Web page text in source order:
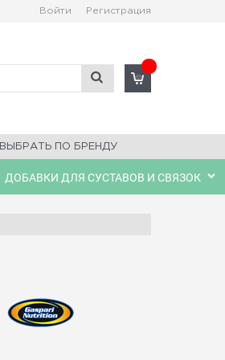
Войти Регистрация
ВЫБРАТЬ ПО БРЕНДУ
ДОБАВКИ ДЛЯ СУСТАВОВ И СВЯЗОК